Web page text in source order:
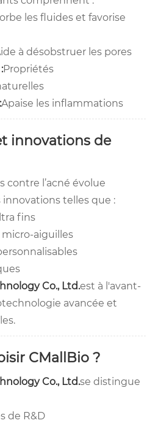
les fluides et favorise
à désobstruer les pores
Propriétés
Apaise les inflammations
innovations de
contre l’acné évolue
telles que :
fins
micro-aiguilles
Co., Ltd.est à l'avant-
avancée et
CMallBio ?
Co., Ltd.se distingue
de R&D